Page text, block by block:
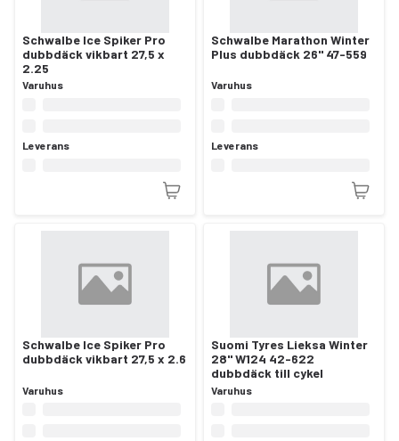
Schwalbe Ice Spiker Pro
dubbdäck vikbart 27,5 x
2.25
Varuhus
Leverans
Schwalbe Marathon Winter
Plus dubbdäck 26" 47-559
Varuhus
Leverans
Schwalbe Ice Spiker Pro
dubbdäck vikbart 27,5 x 2.6
Varuhus
Suomi Tyres Lieksa Winter
28" W124 42-622
dubbdäck till cykel
Varuhus